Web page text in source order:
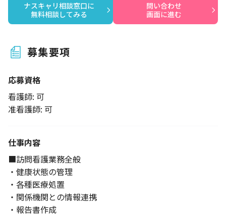
ナスキャリ相談窓口に
無料相談してみる
問い合わせ
画面に進む
募集要項
応募資格
看護師: 可
准看護師: 可
仕事内容
■訪問看護業務全般
・健康状態の管理
・各種医療処置
・関係機関との情報連携
・報告書作成